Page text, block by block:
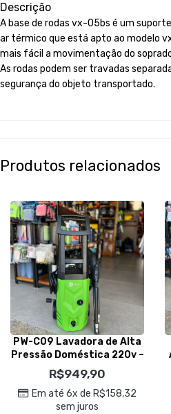
Descrição
A base de rodas vx-05bs é um
ar térmico que está apto ao modelo
mais fácil a movimentação do
As rodas podem ser travadas
segurança do objeto transportado.
Produtos relacionados
PW-C09 Lavadora de Alta
Pressão Doméstica 220v –
IPC Brasil
R$949,90
Em até 6x de R$158,32
sem juros